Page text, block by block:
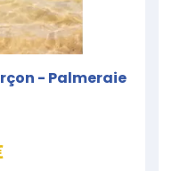
- Palmeraie